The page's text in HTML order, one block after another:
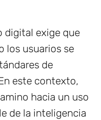
digital exige que
los usuarios se
de
este contexto,
hacia un uso
de la inteligencia